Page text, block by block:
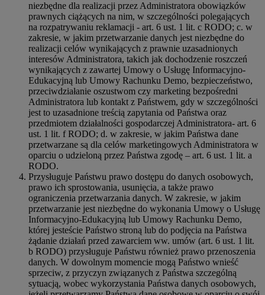
niezbędne dla realizacji przez Administratora obowiązków
prawnych ciążących na nim, w szczególności polegających
na rozpatrywaniu reklamacji - art. 6 ust. 1 lit. c RODO; c. w
zakresie, w jakim przetwarzanie danych jest niezbędne do
realizacji celów wynikających z prawnie uzasadnionych
interesów Administratora, takich jak dochodzenie roszczeń
wynikających z zawartej Umowy o Usługę Informacyjno-
Edukacyjną lub Umowy Rachunku Demo, bezpieczeństwo,
przeciwdziałanie oszustwom czy marketing bezpośredni
Administratora lub kontakt z Państwem, gdy w szczególności
jest to uzasadnione treścią zapytania od Państwa oraz
przedmiotem działalności gospodarczej Administratora- art. 6
ust. 1 lit. f RODO; d. w zakresie, w jakim Państwa dane
przetwarzane są dla celów marketingowych Administratora w
oparciu o udzieloną przez Państwa zgodę – art. 6 ust. 1 lit. a
RODO.
Przysługuje Państwu prawo dostępu do danych osobowych,
prawo ich sprostowania, usunięcia, a także prawo
ograniczenia przetwarzania danych. W zakresie, w jakim
przetwarzanie jest niezbędne do wykonania Umowy o Usługę
Informacyjno-Edukacyjną lub Umowy Rachunku Demo,
której jesteście Państwo stroną lub do podjęcia na Państwa
żądanie działań przed zawarciem ww. umów (art. 6 ust. 1 lit.
b RODO) przysługuje Państwu również prawo przenoszenia
danych. W dowolnym momencie mogą Państwo wnieść
sprzeciw, z przyczyn związanych z Państwa szczególną
sytuacją, wobec wykorzystania Państwa danych osobowych,